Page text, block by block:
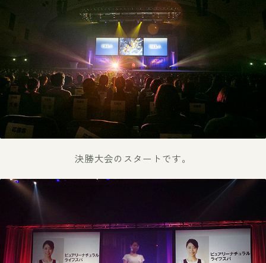
決勝大会のスタートです。